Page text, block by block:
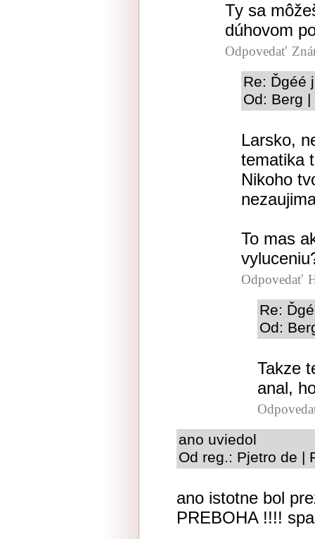
Ty sa
dúhovom
Odpovedať
Re: Ďgéé
Od: Berg
Larsko,
tematika
Nikoho
To mas
Odpovedať
Re:
Od:
Takze
anal,
ano uviedol
Od reg.: Pjetro de |
ano istotne bol
PREBOHA !!!!